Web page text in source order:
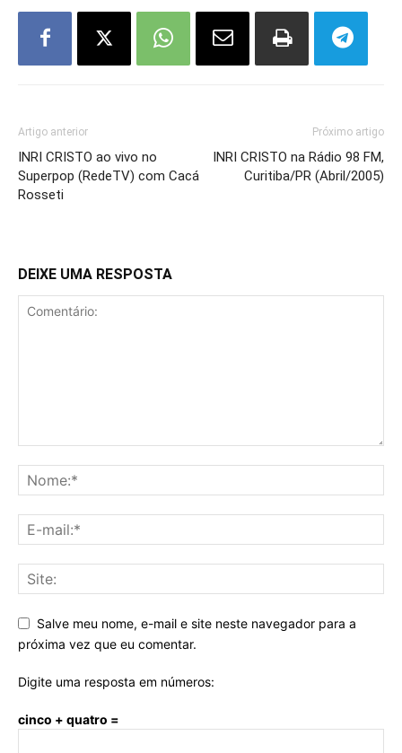
Artigo anterior
INRI CRISTO ao vivo no
Superpop (RedeTV) com Cacá
Rosseti
Próximo artigo
INRI CRISTO na Rádio 98 FM,
Curitiba/PR (Abril/2005)
DEIXE UMA RESPOSTA
Salve meu nome, e-mail e site neste navegador para a
próxima vez que eu comentar.
Digite uma resposta em números:
cinco + quatro =